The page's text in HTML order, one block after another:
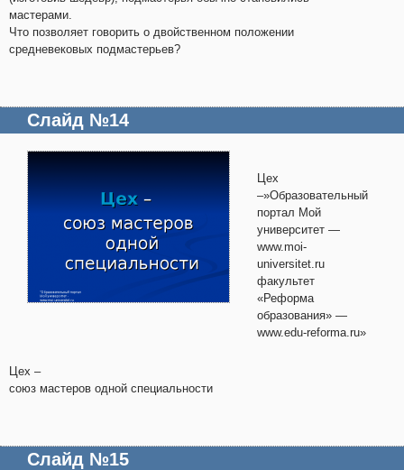
мастерами.
Что позволяет говорить о двойственном положении
средневековых подмастерьев?
Слайд №14
Цех
–»Образовательный
портал Мой
университет —
www.moi-
universitet.ru
факультет
«Реформа
образования» —
www.edu-reforma.ru»
Цех –
союз мастеров одной специальности
Слайд №15